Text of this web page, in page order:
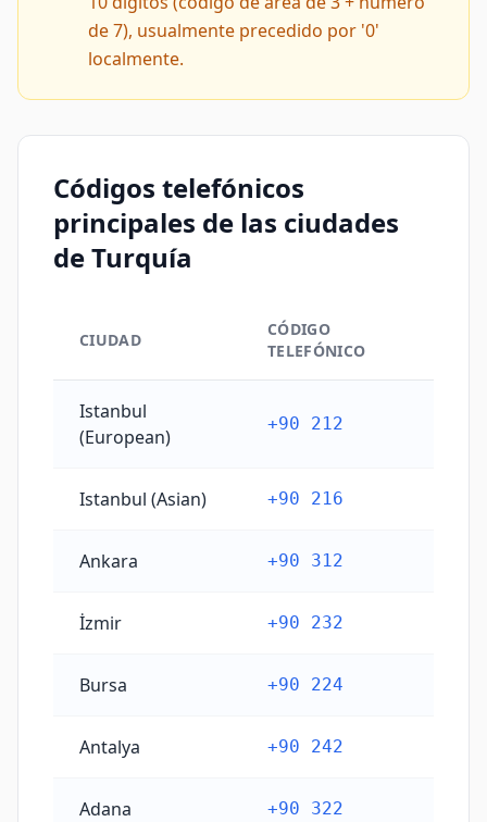
de 7), usualmente precedido por '0'
localmente.
Códigos telefónicos
principales de las ciudades
de Turquía
CIUDAD
CÓDIGO
TELEFÓNICO
Istanbul
(European)
+90 212
Istanbul (Asian) +90 216
Ankara +90 312
İzmir +90 232
Bursa +90 224
Antalya +90 242
Adana +90 322